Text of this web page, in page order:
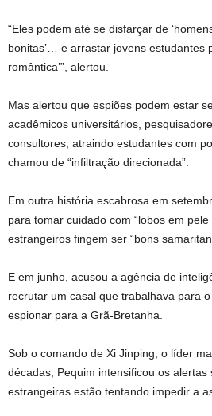
“Eles podem até se disfarçar de
bonitas’… e arrastar jovens estudantes
romântica’”, alertou.
Mas alertou que espiões podem estar
acadêmicos universitários,
consultores, atraindo estudantes com
chamou de “infiltração direcionada”.
Em outra história escabrosa em
para tomar cuidado com “lobos em
estrangeiros fingem ser “bons
E em junho, acusou a agência de
recrutar um casal que trabalhava para
espionar para a Grã-Bretanha.
Sob o comando de Xi Jinping, o líder
décadas, Pequim intensificou os
estrangeiras estão tentando impedir a